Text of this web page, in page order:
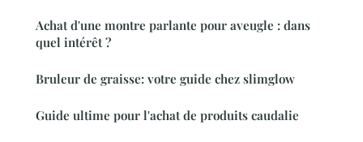
Achat d'une montre parlante pour aveugle : dans
quel intérêt ?
Bruleur de graisse: votre guide chez slimglow
Guide ultime pour l'achat de produits caudalie